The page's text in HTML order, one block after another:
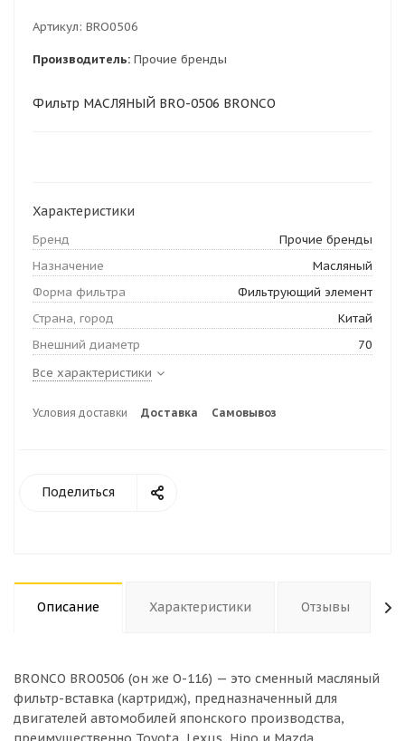
Артикул: BRO0506
Производитель: Прочие бренды
Фильтр МАСЛЯНЫЙ BRO-0506 BRONCO
Характеристики
Бренд
Прочие бренды
Назначение
Масляный
Форма фильтра
Фильтрующий элемент
Страна, город
Китай
Внешний диаметр
70
Все характеристики
Условия доставки Доставка Самовывоз
Поделиться
Описание Характеристики Отзывы
BRONCO BRO0506 (он же O-116) — это сменный масляный
фильтр-вставка (картридж), предназначенный для
двигателей автомобилей японского производства,